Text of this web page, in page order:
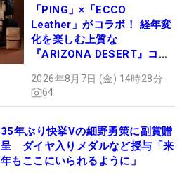
「PING」×「ECCO
Leather」がコラボ！ 経年変
化を楽しむ上質な
『ARIZONA DESERT』コレ
ュー
2026年8月7日 (金) 14時28分
64
35年ぶり快挙Vの細野勇策に副賞贈
呈 ダイヤ入りメダルなど授与「来
年もここにいられるように」